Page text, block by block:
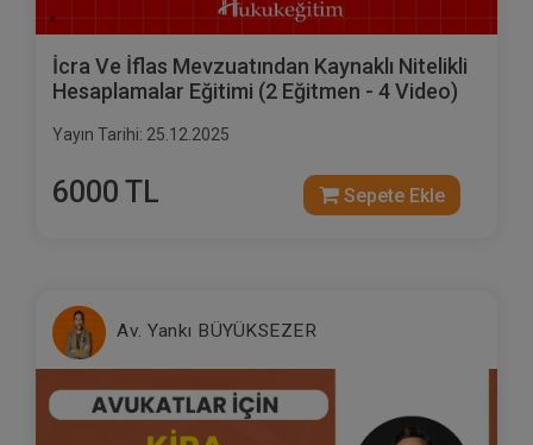
İcra Ve İflas Mevzuatından Kaynaklı Nitelikli
Hesaplamalar Eğitimi (2 Eğitmen - 4 Video)
Yayın Tarihi: 25.12.2025
6000 TL Sepete Ekle
Av. Yankı BÜYÜKSEZER